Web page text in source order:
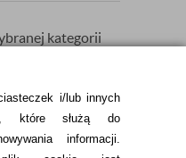
i/lub innych
które służą do
informacji.
kategorii